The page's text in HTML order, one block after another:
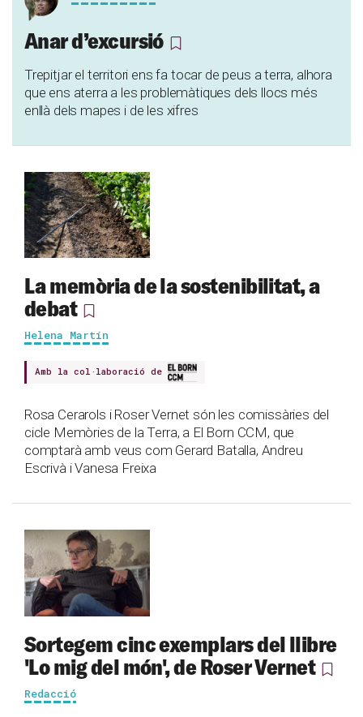
Anar d’excursió
Trepitjar el territori ens fa tocar de peus a terra, alhora
que ens aterra a les problemàtiques dels llocs més
enllà dels mapes i de les xifres
La memòria de la sostenibilitat, a
debat
Helena Martín
Amb la col·laboració de
Rosa Cerarols i Roser Vernet són les comissàries del
cicle Memòries de la Terra, a El Born CCM, que
comptarà amb veus com Gerard Batalla, Andreu
Escrivà i Vanesa Freixa
Sortegem cinc exemplars del llibre
'Lo mig del món', de Roser Vernet
Redacció